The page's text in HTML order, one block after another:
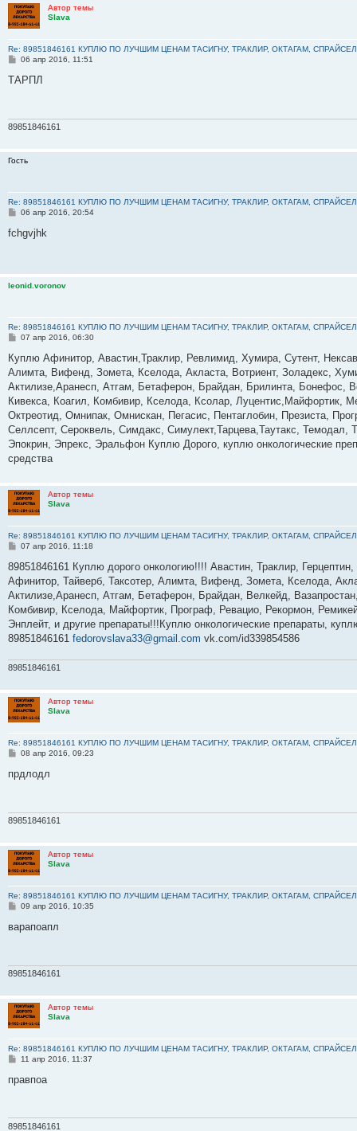
Автор темы
Slava
Re: 89851846161 КУПЛЮ ПО ЛУЧШИМ ЦЕНАМ ТАСИГНУ, ТРАКЛИР, ОКТАГАМ,
С
о
и
06 апр 2016, 11:51
ТАРПЛ
89851846161
Гость
Re: 89851846161 КУПЛЮ ПО ЛУЧШИМ ЦЕНАМ ТАСИГНУ, ТРАКЛИР, ОКТАГАМ,
С
о
е
06 апр 2016, 20:54
fchgvjhk
leonid.voronov
Re: 89851846161 КУПЛЮ ПО ЛУЧШИМ ЦЕНАМ ТАСИГНУ, ТРАКЛИР, ОКТАГАМ,
С
о
б
щ
е
и
е
07 апр 2016, 06:30
Куплю Афинитор, Авастин,Траклир, Ревлимид, Хумира, Сутент,
Алимта, Вифенд, Зомета, Кселода, Акласта, Вотриент, Золадекс,
Актилизе,Аранесп, Атгам, Бетаферон, Брайдан, Брилинта, Бонефос,
Кивекса, Коагил, Комбивир, Кселода, Ксолар, Луцентис,Майфортик,
Октреотид, Омнипак, Омнискан, Пегасис, Пентаглобин, Презиста,
Селлсепт, Сероквель, Симдакс, Симулект,Тарцева,Таутакс,
Эпокрин, Эпрекс, Эральфон Куплю Дорого, куплю онкологические
средства
Автор темы
Slava
Re: 89851846161 КУПЛЮ ПО ЛУЧШИМ ЦЕНАМ ТАСИГНУ, ТРАКЛИР, ОКТАГАМ,
С
о
щ
е
и
е
07 апр 2016, 11:18
89851846161 Куплю дорого онкологию!!!! Авастин, Траклир,
Афинитор, Тайверб, Таксотер, Алимта, Вифенд, Зомета, Кселода,
Актилизе,Аранесп, Атгам, Бетаферон, Брайдан, Велкейд,
Комбивир, Кселода, Майфортик, Програф, Ревацио, Рекормон,
Энплейт, и другие препараты!!!Куплю онкологические препараты,
89851846161 fedorovslava33@gmail.com vk.com/id339854586
89851846161
Автор темы
Slava
Re: 89851846161 КУПЛЮ ПО ЛУЧШИМ ЦЕНАМ ТАСИГНУ, ТРАКЛИР, ОКТАГАМ,
С
о
б
и
08 апр 2016, 09:23
прдлодл
89851846161
Автор темы
Slava
Re: 89851846161 КУПЛЮ ПО ЛУЧШИМ ЦЕНАМ ТАСИГНУ, ТРАКЛИР, ОКТАГАМ,
С
о
б
и
09 апр 2016, 10:35
варапоапл
89851846161
Автор темы
Slava
Re: 89851846161 КУПЛЮ ПО ЛУЧШИМ ЦЕНАМ ТАСИГНУ, ТРАКЛИР, ОКТАГАМ,
С
о
и
11 апр 2016, 11:37
правпоа
89851846161